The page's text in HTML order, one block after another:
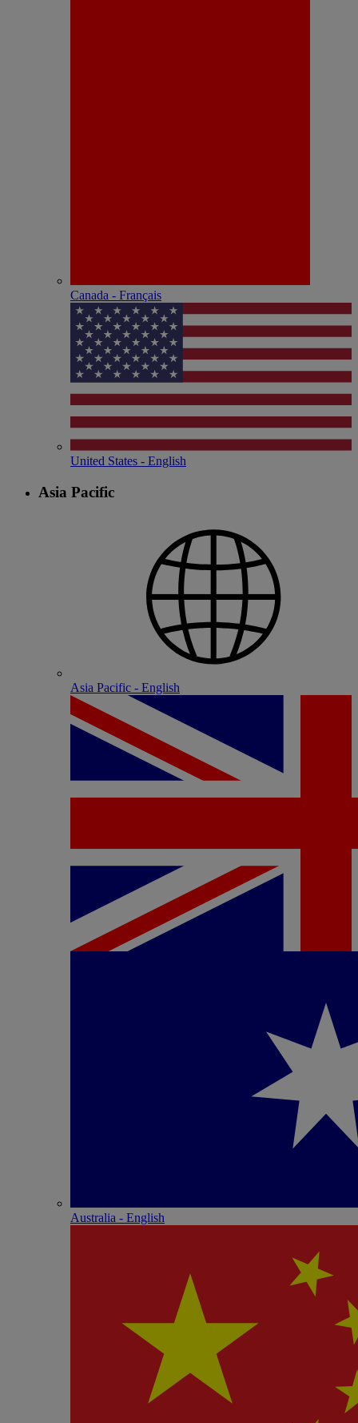
Canada - Français
United States - English
Asia Pacific
Asia Pacific - English
Australia - English